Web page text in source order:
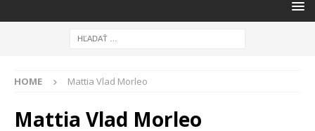
HOME Mattia Vlad Morleo
Mattia Vlad Morleo